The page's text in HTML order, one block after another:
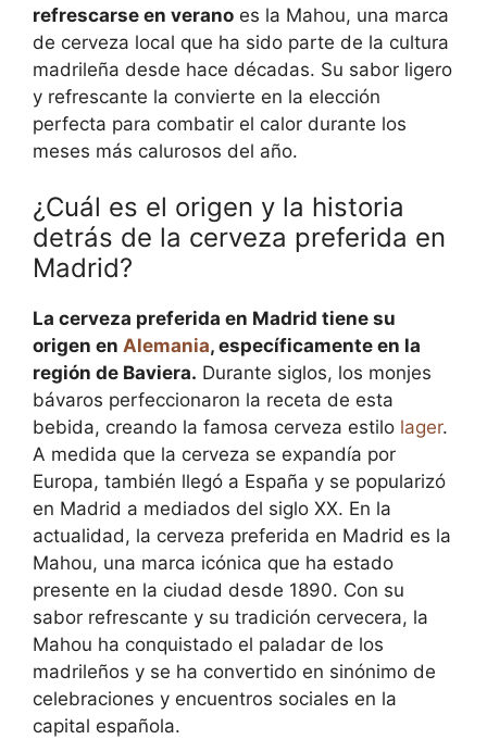
refrescarse en verano es la Mahou, una marca
de cerveza local que ha sido parte de la cultura
madrileña desde hace décadas. Su sabor ligero
y refrescante la convierte en la elección
perfecta para combatir el calor durante los
meses más calurosos del año.
¿Cuál es el origen y la historia
detrás de la cerveza preferida en
Madrid?
La cerveza preferida en Madrid tiene su
origen en Alemania, específicamente en la
región de Baviera. Durante siglos, los monjes
bávaros perfeccionaron la receta de esta
bebida, creando la famosa cerveza estilo lager.
A medida que la cerveza se expandía por
Europa, también llegó a España y se popularizó
en Madrid a mediados del siglo XX. En la
actualidad, la cerveza preferida en Madrid es la
Mahou, una marca icónica que ha estado
presente en la ciudad desde 1890. Con su
sabor refrescante y su tradición cervecera, la
Mahou ha conquistado el paladar de los
madrileños y se ha convertido en sinónimo de
celebraciones y encuentros sociales en la
capital española.